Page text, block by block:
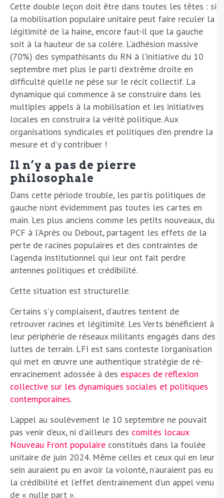
Cette double leçon doit être dans toutes les têtes : si
la mobilisation populaire unitaire peut faire reculer la
légitimité de la haine, encore faut-il que la gauche
soit à la hauteur de sa colère. L’adhésion massive
(70%) des sympathisants du RN à l’initiative du 10
septembre met plus le parti d’extrême droite en
difficulté qu’elle ne pèse sur le récit collectif. La
dynamique qui commence à se construire dans les
multiples appels à la mobilisation et les initiatives
locales en construira la vérité politique. Aux
organisations syndicales et politiques d’en prendre la
mesure et d’y contribuer !
Il n’y a pas de pierre
philosophale
Dans cette période trouble, les partis politiques de
gauche n’ont évidemment pas toutes les cartes en
main. Les plus anciens comme les petits nouveaux, du
PCF à l’Après ou Debout, partagent les effets de la
perte de racines populaires et des contraintes de
l’agenda institutionnel qui leur ont fait perdre
antennes politiques et crédibilité.
Cette situation est structurelle.
Certains s’y complaisent, d’autres tentent de
retrouver racines et légitimité. Les Verts bénéficient à
leur périphérie de réseaux militants engagés dans des
luttes de terrain. LFI est sans conteste l’organisation
qui met en œuvre une authentique stratégie de ré-
enracinement adossée à des espaces de réflexion
collective sur les dynamiques sociales et politiques
contemporaines.
L’appel au soulèvement le 10 septembre ne pouvait
pas venir d’eux, ni d’ailleurs des comités locaux
Nouveau Front populaire constitués dans la foulée
unitaire de juin 2024. Même celles et ceux qui en leur
sein auraient pu en avoir la volonté, n’auraient pas eu
la crédibilité et l’effet d’entrainement d’un appel venu
de « nulle part ».